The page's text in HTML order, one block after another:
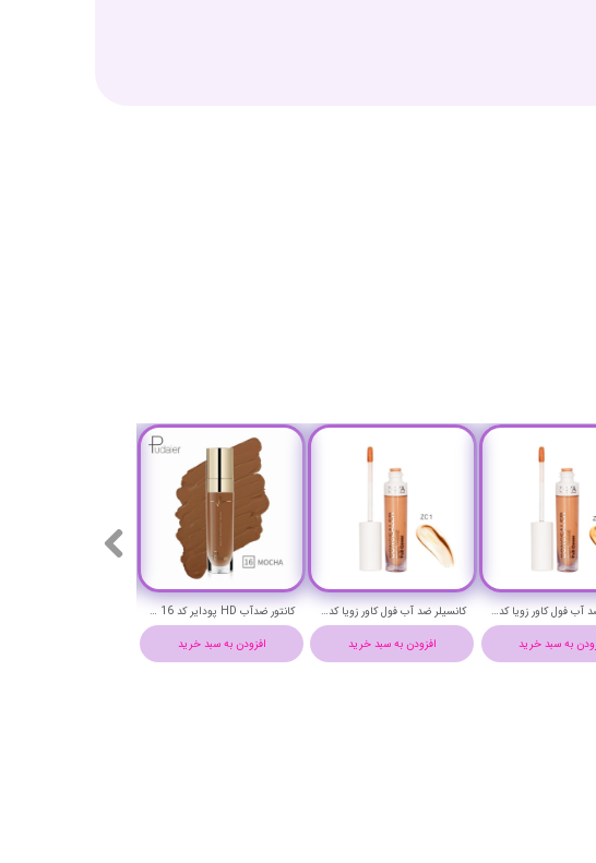
رژ لب براق (برق لب) پودایر شماره 13 - Pudaier silky lip gloss 13
افزودن به سبد خرید
رژ لب براق (برق لب) پودایر شماره 14 - Pudaier silky lip gloss 14
افزودن به سبد خرید
رژ لب براق (برق لب) پودایر شماره 16 - Pudaier silky lip gloss 16
به سبد خرید